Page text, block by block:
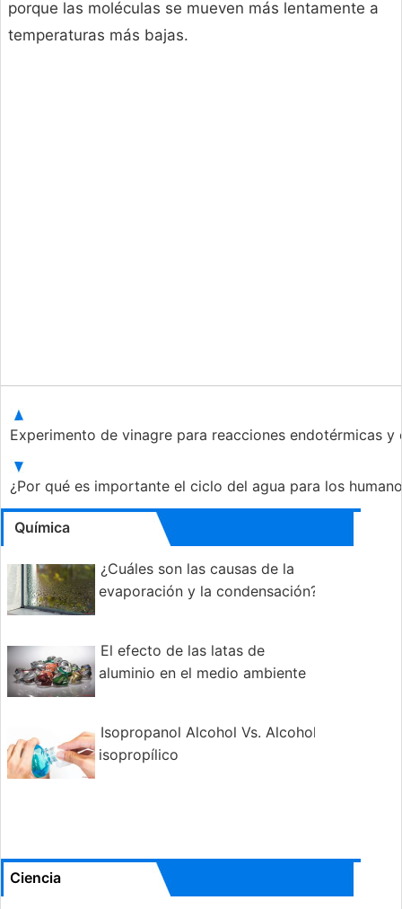
porque las moléculas se mueven más lentamente a
temperaturas más bajas.
Experimento de vinagre para reacciones endotérmicas
¿Por qué es importante el ciclo del agua para los
Química
¿Cuáles son las causas de la
evaporación y la condensación?
El efecto de las latas de
aluminio en el medio ambiente
Isopropanol Alcohol Vs. Alcohol
isopropílico
Ciencia